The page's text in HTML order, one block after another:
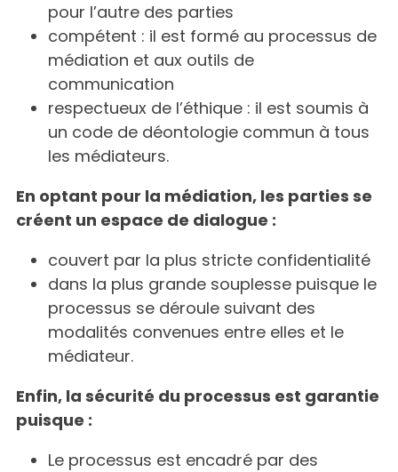
pour l’autre des parties
compétent : il est formé au processus de
médiation et aux outils de
communication
respectueux de l’éthique : il est soumis à
un code de déontologie commun à tous
les médiateurs.
En optant pour la médiation, les parties se
créent un espace de dialogue :
couvert par la plus stricte confidentialité
dans la plus grande souplesse puisque le
processus se déroule suivant des
modalités convenues entre elles et le
médiateur.
Enfin, la sécurité du processus est garantie
puisque :
Le processus est encadré par des